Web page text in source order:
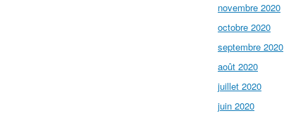
novembre 2020
octobre 2020
septembre 2020
août 2020
juillet 2020
juin 2020